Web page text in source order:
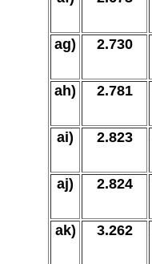
ag) 2.730
ah) 2.781
ai) 2.823
aj) 2.824
ak) 3.262